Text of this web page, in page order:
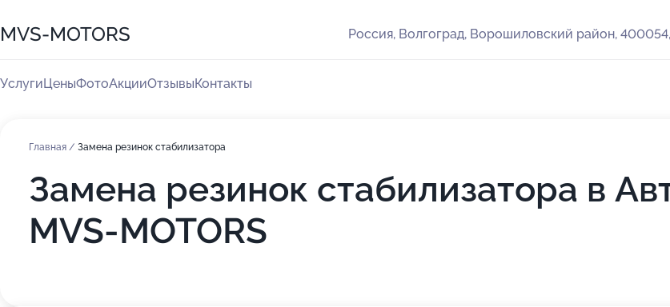
MVS-MOTORS Россия, Волгоград, Ворошиловский район,
УслугиЦеныФотоАкцииОтзывыКонтакты
Главная / Замена резинок стабилизатора
Замена резинок стабилизатора в
MVS-MOTORS